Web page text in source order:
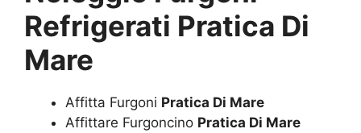
Refrigerati Pratica Di
Mare
Affitta Furgoni Pratica Di Mare
Affittare Furgoncino Pratica Di Mare